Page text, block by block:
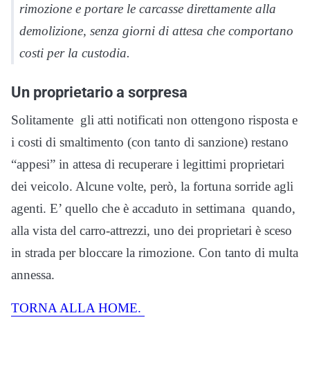
rimozione e portare le carcasse direttamente alla
demolizione, senza giorni di attesa che comportano
costi per la custodia.
Un proprietario a sorpresa
Solitamente gli atti notificati non ottengono risposta e
i costi di smaltimento (con tanto di sanzione) restano
“appesi” in attesa di recuperare i legittimi proprietari
dei veicolo. Alcune volte, però, la fortuna sorride agli
agenti. E’ quello che è accaduto in settimana quando,
alla vista del carro-attrezzi, uno dei proprietari è sceso
in strada per bloccare la rimozione. Con tanto di multa
annessa.
TORNA ALLA HOME.